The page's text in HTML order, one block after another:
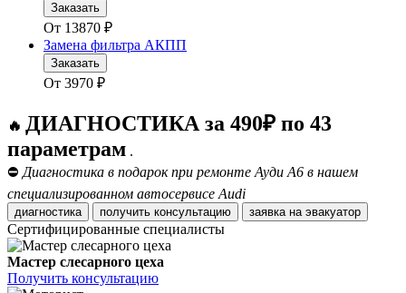
Заказать
От 13870 ₽
Замена фильтра АКПП
Заказать
От 3970 ₽
🔥 ДИАГНОСТИКА за 490₽ по 43
параметрам .
⛔ Диагностика в подарок при ремонте Ауди А6 в нашем
специализированном автосервисе Audi
диагностика получить консультацию заявка на эвакуатор
Сертифицированные специалисты
Мастер слесарного цеха
Получить консультацию